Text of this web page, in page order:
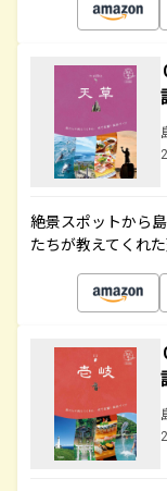
絶景スポットから
たちが教えてくれ